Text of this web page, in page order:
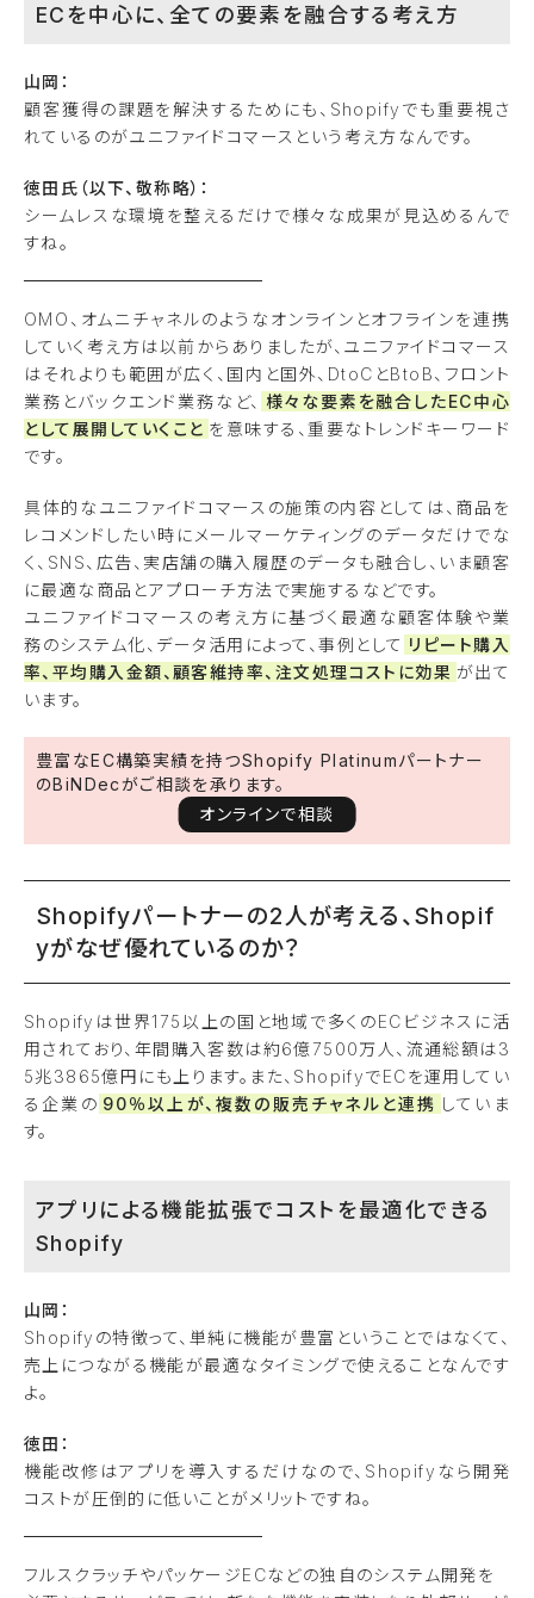
ECを中心に、全ての要素を融合する考え方
山岡：
顧客獲得の課題を解決するためにも、Shopifyでも重要視さ
れているのがユニファイドコマースという考え方なんです。
徳田氏（以下、敬称略）：
シームレスな環境を整えるだけで様々な成果が見込めるんで
すね。
OMO、オムニチャネルのようなオンラインとオフラインを連携
していく考え方は以前からありましたが、ユニファイドコマース
はそれよりも範囲が広く、国内と国外、DtoCとBtoB、フロント
業務とバックエンド業務など、 様々な要素を融合したEC中心
として展開していくこと を意味する、重要なトレンドキーワード
です。
具体的なユニファイドコマースの施策の内容としては、商品を
レコメンドしたい時にメールマーケティングのデータだけでな
く、SNS、広告、実店舗の購入履歴のデータも融合し、いま顧客
に最適な商品とアプローチ方法で実施するなどです。
ユニファイドコマースの考え方に基づく最適な顧客体験や業
務のシステム化、データ活用によって、事例として リピート購入
率、平均購入金額、顧客維持率、注文処理コストに効果 が出て
います。
豊富なEC構築実績を持つShopify Platinumパートナー
のBiNDecがご相談を承ります。
オンラインで相談
Shopifyパートナーの2人が考える、Shopif
yがなぜ優れているのか？
Shopifyは世界175以上の国と地域で多くのECビジネスに活
用されており、年間購入客数は約6億7500万人、流通総額は3
5兆3865億円にも上ります。また、ShopifyでECを運用してい
る企業の 90％以上が、複数の販売チャネルと連携 していま
す。
アプリによる機能拡張でコストを最適化できる
Shopify
山岡：
Shopifyの特徴って、単純に機能が豊富ということではなくて、
売上につながる機能が最適なタイミングで使えることなんです
よ。
徳田：
機能改修はアプリを導入するだけなので、Shopifyなら開発
コストが圧倒的に低いことがメリットですね。
フルスクラッチやパッケージECなどの独自のシステム開発を